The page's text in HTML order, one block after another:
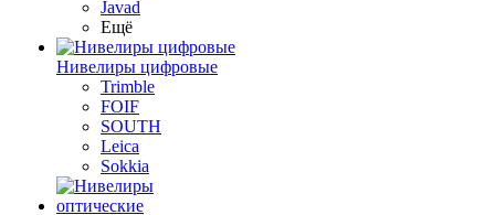
Javad
Ещё
Нивелиры цифровые
Trimble
FOIF
SOUTH
Leica
Sokkia